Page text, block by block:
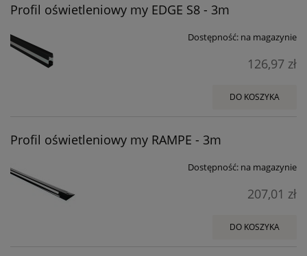
Profil oświetleniowy my EDGE S8 - 3m
Dostępność: na magazynie
126,97 zł
DO KOSZYKA
Profil oświetleniowy my RAMPE - 3m
Dostępność: na magazynie
207,01 zł
DO KOSZYKA